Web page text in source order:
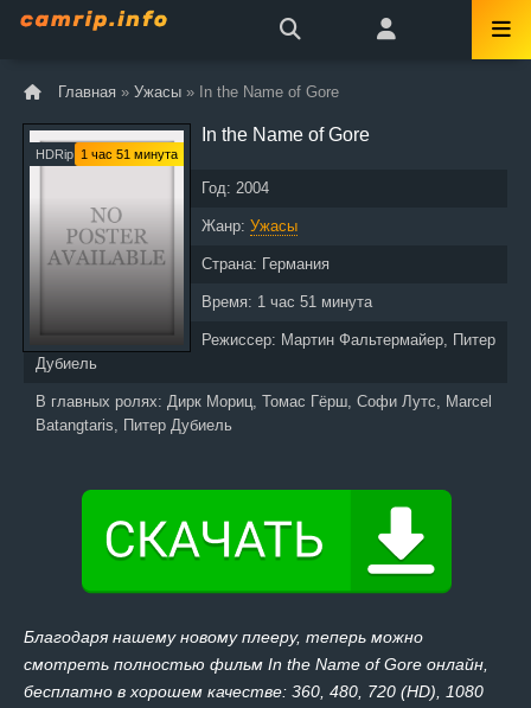
Главная » Ужасы » In the Name of Gore
HDRip 1 час 51 минута
In the Name of Gore
Год: 2004
Жанр: Ужасы
Страна: Германия
Время: 1 час 51 минута
Режиссер: Мартин Фальтермайер, Питер
Дубиель
В главных ролях: Дирк Мориц, Томас Гёрш, Софи Лутс, Marcel
Batangtaris, Питер Дубиель
Благодаря нашему новому плееру, теперь можно
смотреть полностью фильм In the Name of Gore онлайн,
бесплатно в хорошем качестве: 360, 480, 720 (HD), 1080